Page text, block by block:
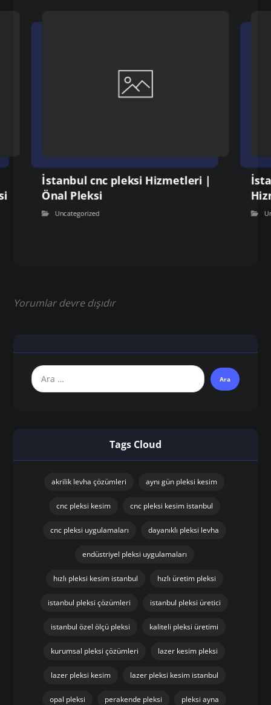
İstanbul cnc pleksi Hizmetleri |
Önal Pleksi
Uncategorized
Yorumlar devre dışıdır
Tags Cloud
akrilik levha çözümleri aynı gün pleksi kesim
cnc pleksi kesim cnc pleksi kesim istanbul
cnc pleksi uygulamaları dayanıklı pleksi levha
endüstriyel pleksi uygulamaları
hızlı pleksi kesim istanbul hızlı üretim pleksi
istanbul pleksi çözümleri istanbul pleksi üretici
istanbul özel ölçü pleksi kaliteli pleksi üretimi
kurumsal pleksi çözümleri lazer kesim pleksi
lazer pleksi kesim lazer pleksi kesim istanbul
opal pleksi perakende pleksi pleksi ayna